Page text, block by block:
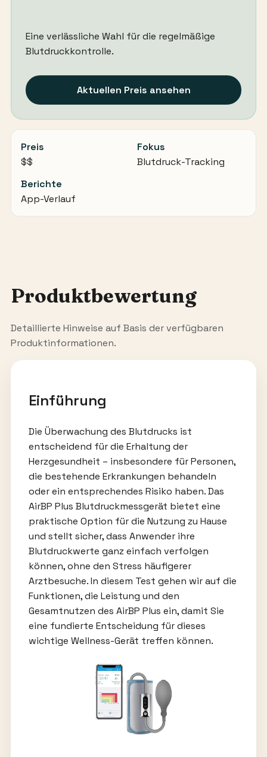
Eine verlässliche Wahl für die regelmäßige
Blutdruckkontrolle.
Aktuellen Preis ansehen
Preis
$$
Fokus
Blutdruck-Tracking
Berichte
App-Verlauf
Produktbewertung
Detaillierte Hinweise auf Basis der verfügbaren
Produktinformationen.
Einführung
Die Überwachung des Blutdrucks ist
entscheidend für die Erhaltung der
Herzgesundheit – insbesondere für Personen,
die bestehende Erkrankungen behandeln
oder ein entsprechendes Risiko haben. Das
AirBP Plus Blutdruckmessgerät bietet eine
praktische Option für die Nutzung zu Hause
und stellt sicher, dass Anwender ihre
Blutdruckwerte ganz einfach verfolgen
können, ohne den Stress häufigerer
Arztbesuche. In diesem Test gehen wir auf die
Funktionen, die Leistung und den
Gesamtnutzen des AirBP Plus ein, damit Sie
eine fundierte Entscheidung für dieses
wichtige Wellness-Gerät treffen können.